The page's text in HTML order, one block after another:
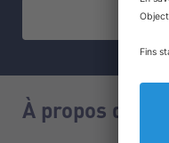
À propos de